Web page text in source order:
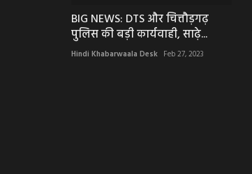
BIG NEWS: DTS और चित्तौड़गढ़
पुलिस की बड़ी कार्यवाही, साढ़े...
Hindi Khabarwaala Desk Feb 27, 2023